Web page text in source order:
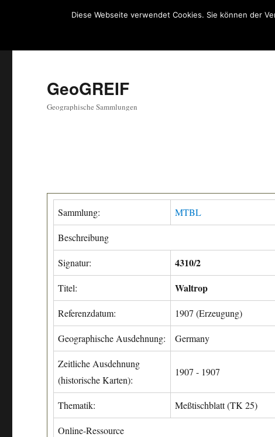
GeoGREIF
Geographische Sammlungen
Sammlung: MTBL
Beschreibung
Signatur: 4310/2
Titel: Waltrop
Referenzdatum: 1907 (Erzeugung)
Geographische Ausdehnung: Germany
Zeitliche Ausdehnung
(historische Karten):
1907 - 1907
Thematik: Meßtischblatt (TK 25)
Online-Ressource
Diese Webseite verwendet Cookies. Sie können der